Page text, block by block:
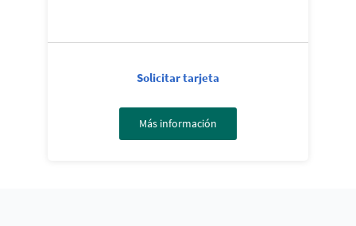
Solicitar tarjeta
Más información